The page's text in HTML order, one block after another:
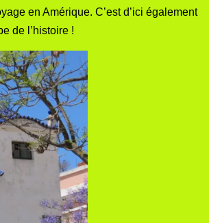
en Amérique. C’est d’ici également
de l’histoire !